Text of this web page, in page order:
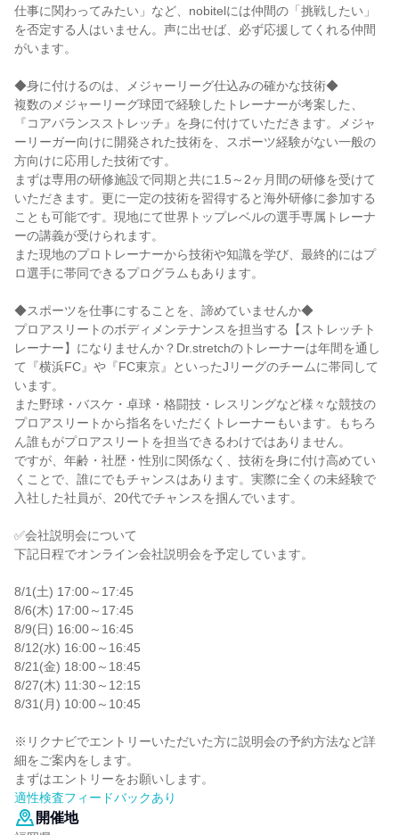
仕事に関わってみたい」など、nobitelには仲間の「挑戦したい」
を否定する人はいません。声に出せば、必ず応援してくれる仲間
がいます。
◆身に付けるのは、メジャーリーグ仕込みの確かな技術◆
複数のメジャーリーグ球団で経験したトレーナーが考案した、
『コアバランスストレッチ』を身に付けていただきます。メジャ
ーリーガー向けに開発された技術を、スポーツ経験がない一般の
方向けに応用した技術です。
まずは専用の研修施設で同期と共に1.5～2ヶ月間の研修を受けて
いただきます。更に一定の技術を習得すると海外研修に参加する
ことも可能です。現地にて世界トップレベルの選手専属トレーナ
ーの講義が受けられます。
また現地のプロトレーナーから技術や知識を学び、最終的にはプ
ロ選手に帯同できるプログラムもあります。
◆スポーツを仕事にすることを、諦めていませんか◆
プロアスリートのボディメンテナンスを担当する【ストレッチト
レーナー】になりませんか？Dr.stretchのトレーナーは年間を通し
て『横浜FC』や『FC東京』といったJリーグのチームに帯同して
います。
また野球・バスケ・卓球・格闘技・レスリングなど様々な競技の
プロアスリートから指名をいただくトレーナーもいます。もちろ
ん誰もがプロアスリートを担当できるわけではありません。
ですが、年齢・社歴・性別に関係なく、技術を身に付け高めてい
くことで、誰にでもチャンスはあります。実際に全くの未経験で
入社した社員が、20代でチャンスを掴んでいます。
✅会社説明会について
下記日程でオンライン会社説明会を予定しています。
8/1(土) 17:00～17:45
8/6(木) 17:00～17:45
8/9(日) 16:00～16:45
8/12(水) 16:00～16:45
8/21(金) 18:00～18:45
8/27(木) 11:30～12:15
8/31(月) 10:00～10:45
※リクナビでエントリーいただいた方に説明会の予約方法など詳
細をご案内をします。
まずはエントリーをお願いします。
適性検査フィードバックあり
開催地